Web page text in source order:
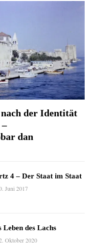
nach der Identität
dan
4 – Der Staat im Staat
Juni 2017
Leben des Lachs
Oktober 2020